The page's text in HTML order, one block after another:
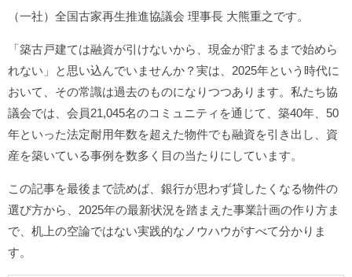
（一社）全国古家再生推進協議会 理事長 大熊重之です。
「築古戸建ては融資が引けないから、現金が貯まるまで始めら
れない」と思い込んでいませんか？実は、2025年という時代に
おいて、その常識は過去のものになりつつあります。私たち協
議会では、会員21,045名のコミュニティを通じて、築40年、50
年といった法定耐用年数を超えた物件でも融資を引き出し、資
産を築いている事例を数多く目の当たりにしています。
この記事を最後まで読めば、銀行が思わず貸したくなる物件の
選び方から、2025年の最新状況を踏まえた事業計画の作り方ま
で、机上の空論ではない実践的なノウハウがすべて分かりま
す。